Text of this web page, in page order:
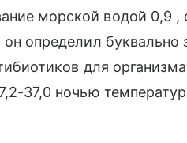
морской водой 0,9 ,
определил буквально
для
37,0 ночью